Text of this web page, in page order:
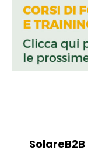
SolareB2B